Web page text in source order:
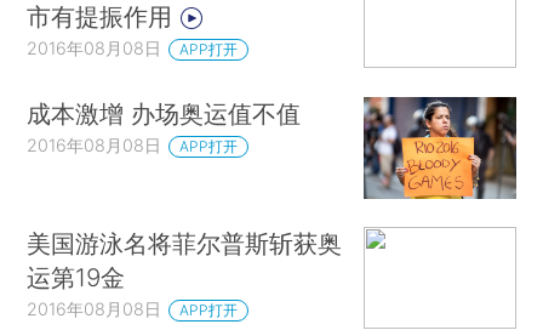
市有提振作用
2016年08月08日 APP打开
成本激增 办场奥运值不值
2016年08月08日 APP打开
美国游泳名将菲尔普斯斩获奥
运第19金
2016年08月08日 APP打开